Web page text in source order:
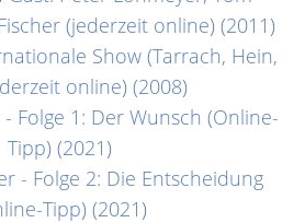
(jederzeit online) (2011)
Show (Tarrach, Hein,
online) (2008)
Folge 1: Der Wunsch (Online-
Tipp) (2021)
- Folge 2: Die Entscheidung
Tipp) (2021)